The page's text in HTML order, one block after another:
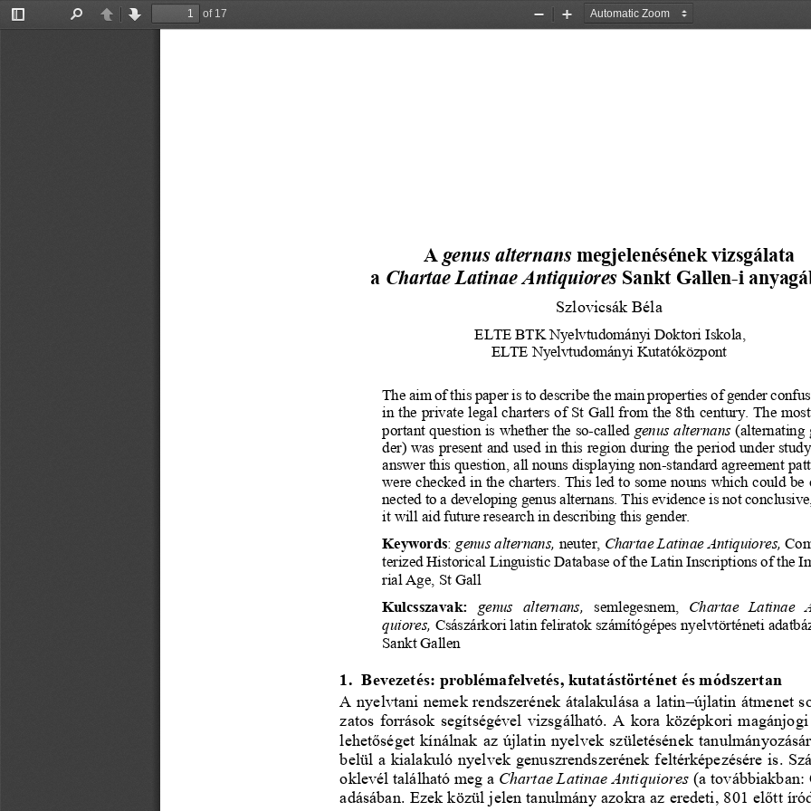
Toggle
PreviousNext
of 17
Zoom
Zoom
A genus alternans megjelenésének vizsgálata
a Chartae Latinae Antiquiores Sankt Gallen-i
Szlovicsák Béla
ELTE BTK Nyelvtudományi Doktori Iskola,
ELTE Nyelvtudományi Kutatóközpont
The aim of this paper is to describe the main properties of gender
in the private legal charters of St Gall from the 8th century. The most
portant question is whether the so-called genus alternans (alternating
der) was present and used in this region during the period under study.
answer this question, all   nouns displaying non-standard agreement
were checked in the charters. This led to some nouns which could be
nected to a developing genus alternans. This evidence is not conclusive,
it   will aid future research in describing this gender.
Keywords: genus alternans, neuter, Chartae Latinae Antiquiores,
terized Historical Linguistic Database of the Latin Inscriptions of the
rial Age, St Gall
Kulcsszavak:
genus
   alternans
semlegesnem, Chartae
   Latinae
quiores, Császárkori latin feliratok számítógépes nyelvtörténeti
Sankt Gallen
1. Bevezetés: problémafelvetés, kutatástörténet és módszertan
A nyelvtani nemek rendszerének átalakulása a latin–újlatin átmenet
zatos források
  segítségével
  vizsgálható.
A  kora
  középkori
  magánjogi
lehetőséget
  kínálnak
  az  újlatin
  nyelvek
születésének
belül a kialakuló nyelvek genuszrendszerének feltérképezésére is.
oklevél található meg a Chartae Latinae Antiquiores (a továbbiakban:
adásában. Ezek közül jelen tanulmány azokra az eredeti, 801 előtt